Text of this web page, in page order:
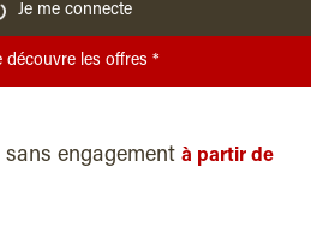
Je me connecte
Je découvre les offres *
engagement à partir de